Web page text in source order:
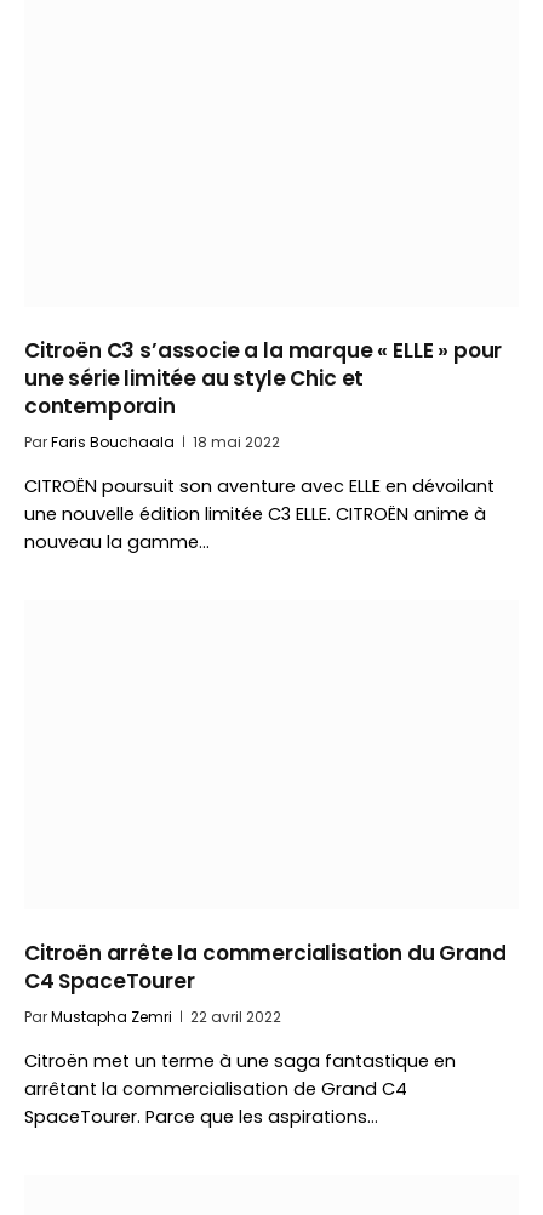
Citroën C3 s’associe a la marque « ELLE » pour
une série limitée au style Chic et
contemporain
ParFaris Bouchaala 18 mai 2022
CITROËN poursuit son aventure avec ELLE en dévoilant
une nouvelle édition limitée C3 ELLE. CITROËN anime à
nouveau la gamme…
Citroën arrête la commercialisation du Grand
C4 SpaceTourer
ParMustapha Zemri 22 avril 2022
Citroën met un terme à une saga fantastique en
arrêtant la commercialisation de Grand C4
SpaceTourer. Parce que les aspirations…